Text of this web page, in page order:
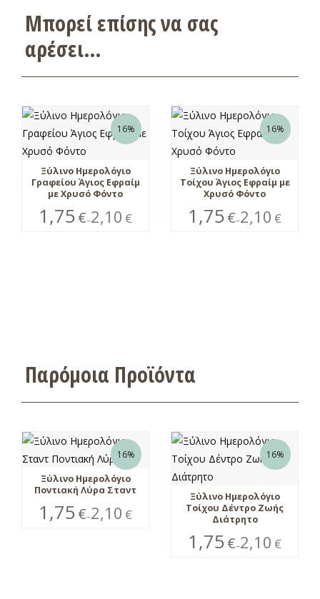
Μπορεί επίσης να σας
αρέσει…
16%
Ξύλινο Ημερολόγιο
Γραφείου Άγιος Εφραίμ
με Χρυσό Φόντο
1,75 €–2,10 €
16%
Ξύλινο Ημερολόγιο
Τοίχου Άγιος Εφραίμ με
Χρυσό Φόντο
1,75 €–2,10 €
Παρόμοια Προϊόντα
16%
Ξύλινο Ημερολόγιο
Ποντιακή Λύρα Σταντ
1,75 €–2,10 €
16%
Ξύλινο Ημερολόγιο
Τοίχου Δέντρο Ζωής
Διάτρητο
1,75 €–2,10 €